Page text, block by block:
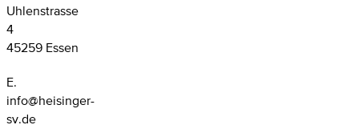
Uhlenstrasse
4
45259 Essen
E.
info@heisinger-
sv.de